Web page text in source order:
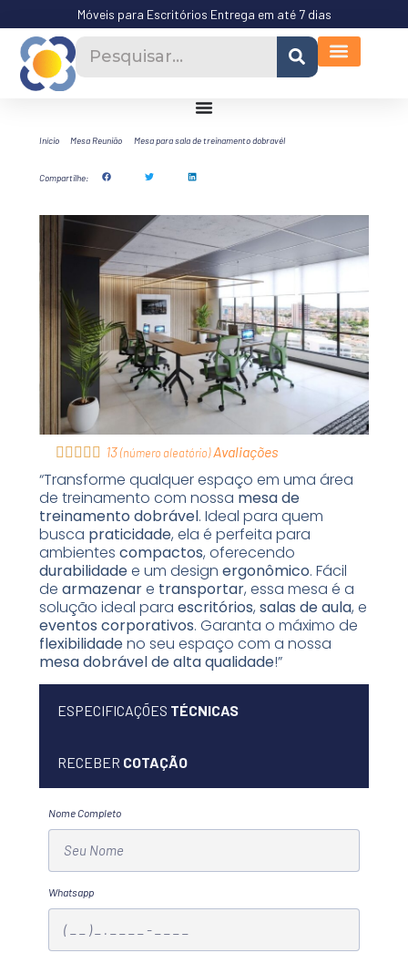
Móveis para Escritórios Entrega em até 7 dias
Início Mesa Reunião Mesa para sala de treinamento dobravél
Compartilhe:
     13(número aleatório) Avaliações
“Transforme qualquer espaço em uma área
de treinamento com nossa mesa de
treinamento dobrável. Ideal para quem
busca praticidade, ela é perfeita para
ambientes compactos, oferecendo
durabilidadee um design ergonômico. Fácil
de armazenare transportar, essa mesa é a
solução ideal para escritórios, salas de aula, e
eventos corporativos. Garanta o máximo de
flexibilidadeno seu espaço com a nossa
mesa dobrável de alta qualidade!”
ESPECIFICAÇÕES TÉCNICAS
RECEBER COTAÇÃO
Nome Completo
Whatsapp